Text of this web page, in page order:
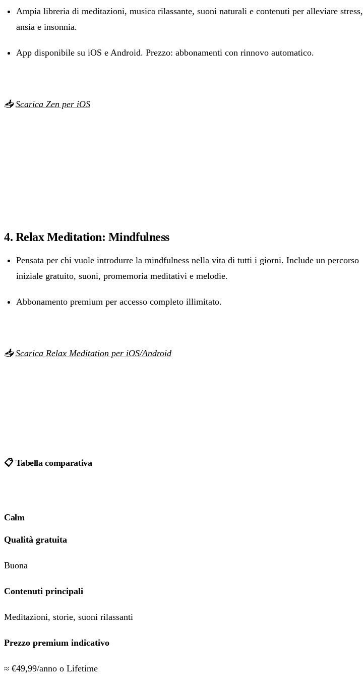
Ampia libreria di meditazioni, musica rilassante, suoni naturali e contenuti per alleviare stress,
ansia e insonnia.
App disponibile su iOS e Android. Prezzo: abbonamenti con rinnovo automatico.
📥 Scarica Zen per iOS
4. Relax Meditation: Mindfulness
Pensata per chi vuole introdurre la mindfulness nella vita di tutti i giorni. Include un percorso
iniziale gratuito, suoni, promemoria meditativi e melodie.
Abbonamento premium per accesso completo illimitato.
📥 Scarica Relax Meditation per iOS/Android
📋 Tabella comparativa
Calm
Qualità gratuita
Buona
Contenuti principali
Meditazioni, storie, suoni rilassanti
Prezzo premium indicativo
≈ €49,99/anno o Lifetime